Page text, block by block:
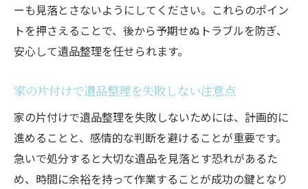
ーも見落とさないようにしてください。これらのポイン
トを押さえることで、後から予期せぬトラブルを防ぎ、
安心して遺品整理を任せられます。
家の片付けで遺品整理を失敗しない注意点
家の片付けで遺品整理を失敗しないためには、計画的に
進めることと、感情的な判断を避けることが重要です。
急いで処分すると大切な遺品を見落とす恐れがあるた
め、時間に余裕を持って作業することが成功の鍵となり